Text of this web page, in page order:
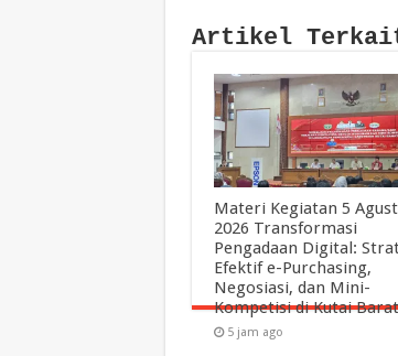
Artikel
Materi Kegiatan 5
2026 Transformasi
Pengadaan Digital:
Efektif e-Purchasing,
Negosiasi, dan Mini-
Kompetisi di Kutai Barat
5 jam ago